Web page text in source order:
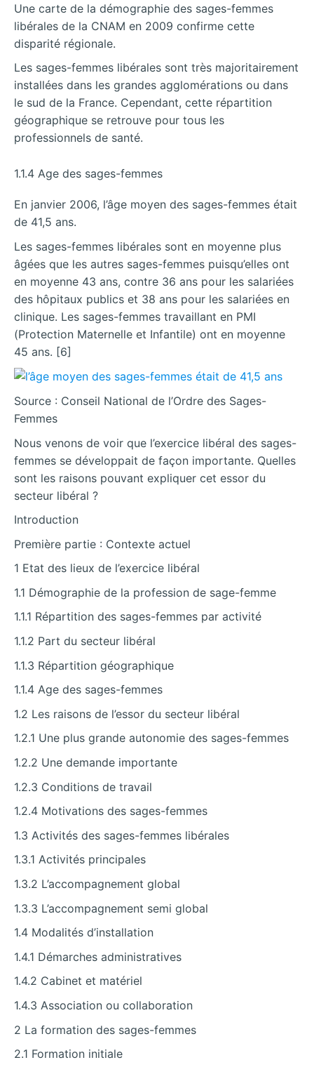
Une carte de la démographie des sages-femmes
libérales de la CNAM en 2009 confirme cette
disparité régionale.
Les sages-femmes libérales sont très majoritairement
installées dans les grandes agglomérations ou dans
le sud de la France. Cependant, cette répartition
géographique se retrouve pour tous les
professionnels de santé.
1.1.4 Age des sages-femmes
En janvier 2006, l’âge moyen des sages-femmes était
de 41,5 ans.
Les sages-femmes libérales sont en moyenne plus
âgées que les autres sages-femmes puisqu’elles ont
en moyenne 43 ans, contre 36 ans pour les salariées
des hôpitaux publics et 38 ans pour les salariées en
clinique. Les sages-femmes travaillant en PMI
(Protection Maternelle et Infantile) ont en moyenne
45 ans. [6]
Source : Conseil National de l’Ordre des Sages-
Femmes
Nous venons de voir que l’exercice libéral des sages-
femmes se développait de façon importante. Quelles
sont les raisons pouvant expliquer cet essor du
secteur libéral ?
Introduction
Première partie : Contexte actuel
1 Etat des lieux de l’exercice libéral
1.1 Démographie de la profession de sage-femme
1.1.1 Répartition des sages-femmes par activité
1.1.2 Part du secteur libéral
1.1.3 Répartition géographique
1.1.4 Age des sages-femmes
1.2 Les raisons de l’essor du secteur libéral
1.2.1 Une plus grande autonomie des sages-femmes
1.2.2 Une demande importante
1.2.3 Conditions de travail
1.2.4 Motivations des sages-femmes
1.3 Activités des sages-femmes libérales
1.3.1 Activités principales
1.3.2 L’accompagnement global
1.3.3 L’accompagnement semi global
1.4 Modalités d’installation
1.4.1 Démarches administratives
1.4.2 Cabinet et matériel
1.4.3 Association ou collaboration
2 La formation des sages-femmes
2.1 Formation initiale